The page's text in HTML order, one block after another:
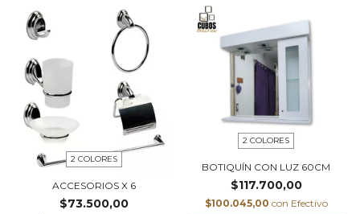
2 COLORES
ACCESORIOS X 6
$73.500,00
2 COLORES
BOTIQUÍN CON LUZ 60CM
$117.700,00
$100.045,00 con Efectivo